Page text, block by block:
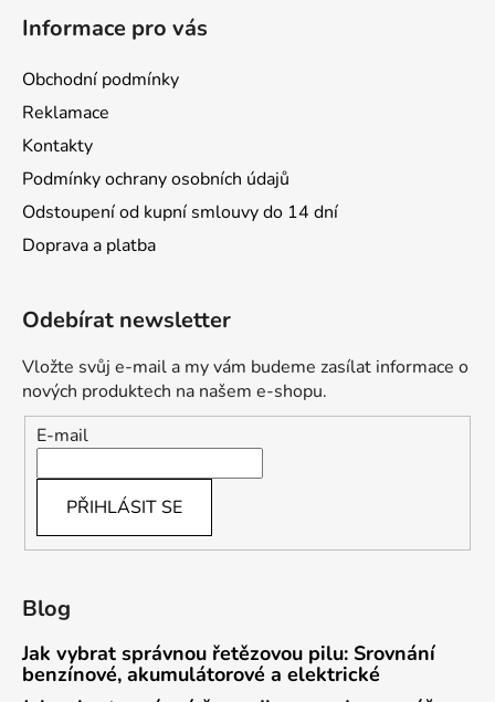
Informace pro vás
Obchodní podmínky
Reklamace
Kontakty
Podmínky ochrany osobních údajů
Odstoupení od kupní smlouvy do 14 dní
Doprava a platba
Odebírat newsletter
Vložte svůj e-mail a my vám budeme zasílat informace o
nových produktech na našem e-shopu.
E-mail
PŘIHLÁSIT SE
Blog
Jak vybrat správnou řetězovou pilu: Srovnání
benzínové, akumulátorové a elektrické